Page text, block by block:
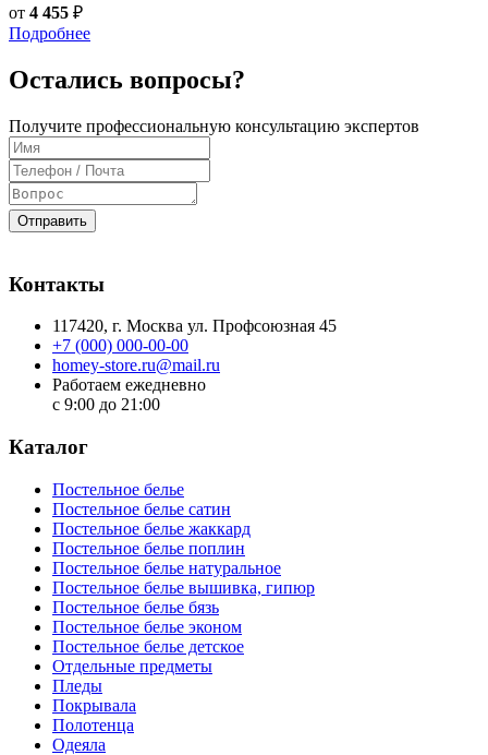
от 4 455 ₽
Подробнее
Остались вопросы?
Получите профессиональную консультацию экспертов
Отправить
Контакты
117420, г. Москва ул. Профсоюзная 45
+7 (000) 000-00-00
homey-store.ru@mail.ru
Работаем ежедневно
с 9:00 до 21:00
Каталог
Постельное белье
Постельное белье сатин
Постельное белье жаккард
Постельное белье поплин
Постельное белье натуральное
Постельное белье вышивка, гипюр
Постельное белье бязь
Постельное белье эконом
Постельное белье детское
Отдельные предметы
Пледы
Покрывала
Полотенца
Одеяла